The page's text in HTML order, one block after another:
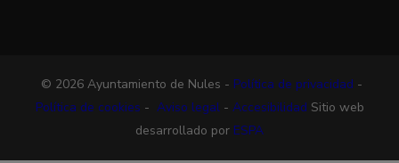
© 2026 Ayuntamiento de Nules - Política de privacidad -
Política de cookies - Aviso legal- Accesibilidad Sitio web
desarrollado por ESPA